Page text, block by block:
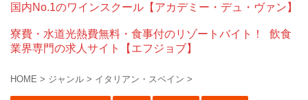
国内No.1のワインスクール【アカデミー・デュ・ヴァン】
寮費・水道光熱費無料・食事付のリゾートバイト！
飲食
業界専門の求人サイト【エフジョブ】
HOME > ジャンル > イタリアン・スペイン >